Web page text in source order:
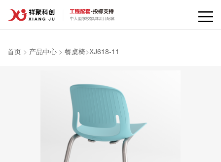
首页 > 产品中心 > 餐桌椅>XJ618-11